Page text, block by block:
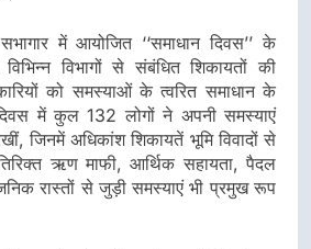
में आयोजित ‘‘समाधान दिवस’’ के
विभिन्न विभागों से संबंधित शिकायतों की
को समस्याओं के त्वरित समाधान के
दिवस में कुल 132 लोगों ने अपनी समस्याएं
जिनमें अधिकांश शिकायतें भूमि विवादों से
ऋण माफी, आर्थिक सहायता, पैदल
रास्तों से जुड़ी समस्याएं भी प्रमुख रूप